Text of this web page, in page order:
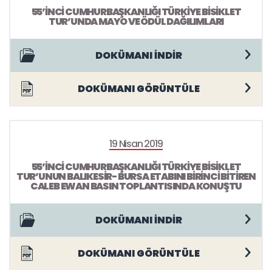
55’İNCİ CUMHURBAŞKANLIĞI TÜRKİYE BİSİKLET
TUR’UNDA MAYO VE ÖDÜL DAĞILIMLARI
DOKÜMANI İNDİR
DOKÜMANI GÖRÜNTÜLE
19 Nisan 2019
55’İNCİ CUMHURBAŞKANLIĞI TÜRKİYE BİSİKLET
TUR’UNUN BALIKESİR- BURSA ETABINI BİRİNCİ BİTİREN
CALEB EWAN BASIN TOPLANTISINDA KONUŞTU
DOKÜMANI İNDİR
DOKÜMANI GÖRÜNTÜLE